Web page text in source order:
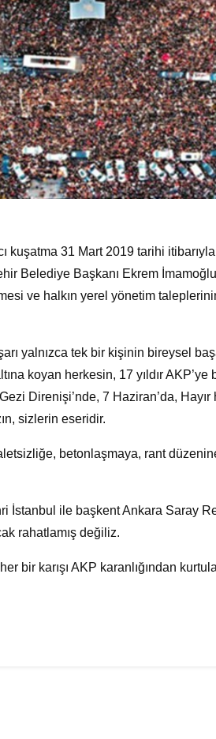
kuşatma 31 Mart 2019 tarihi itibarıyla
Belediye Başkanı Ekrem
ve halkın yerel yönetim
yalnızca tek bir kişinin bireysel
koyan herkesin, 17 yıldır AKP’ye
Direnişi’nde, 7 Haziran’da, Hayır
sizlerin eseridir.
betonlaşmaya, rant
İstanbul ile başkent Ankara Saray
rahatlamış değiliz.
bir karışı AKP karanlığından